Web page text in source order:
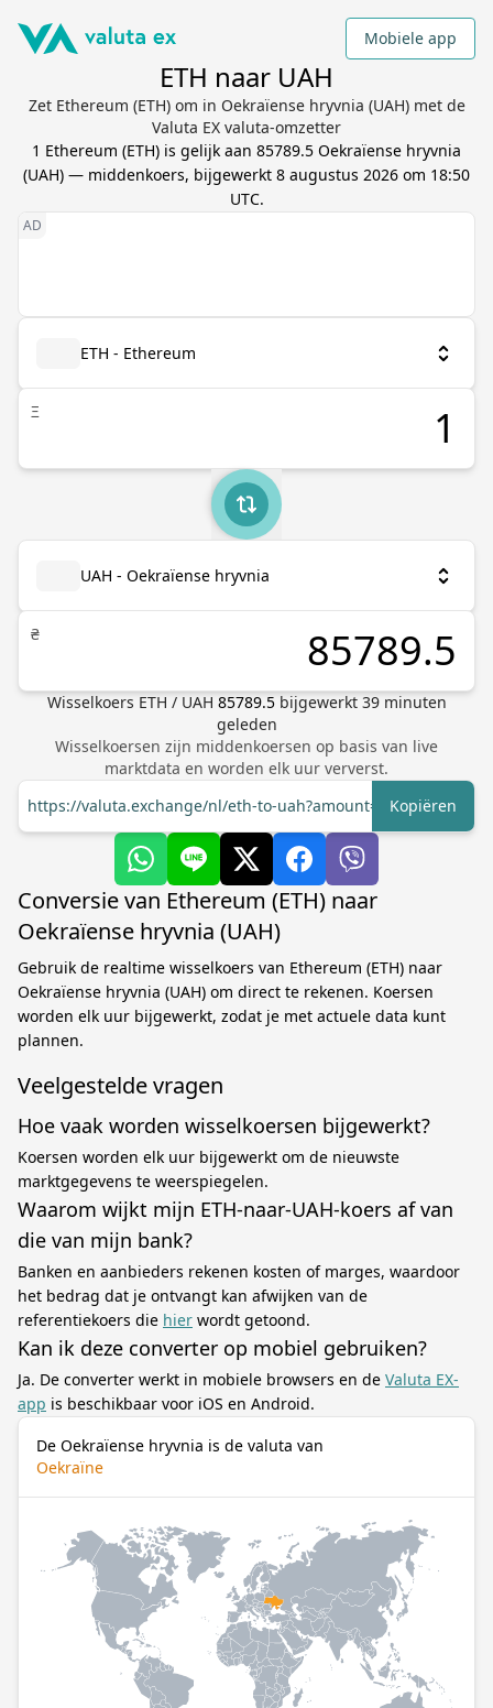
Mobiele app
ETH naar UAH
Zet Ethereum (ETH) om in Oekraïense hryvnia (UAH) met de
Valuta EX valuta-omzetter
1 Ethereum (ETH) is gelijk aan 85789.5 Oekraïense hryvnia
(UAH) — middenkoers, bijgewerkt 8 augustus 2026 om 18:50
UTC.
ETH - Ethereum
Ξ
UAH - Oekraïense hryvnia
₴
Wisselkoers ETH / UAH 85789.5 bijgewerkt 39minuten
geleden
Wisselkoersen zijn middenkoersen op basis van live
marktdata en worden elk uur ververst.
https://valuta.exchange/nl/eth-to-uah?amount=1
Kopiëren
Conversie van Ethereum (ETH) naar
Oekraïense hryvnia (UAH)
Gebruik de realtime wisselkoers van Ethereum (ETH) naar
Oekraïense hryvnia (UAH) om direct te rekenen. Koersen
worden elk uur bijgewerkt, zodat je met actuele data kunt
plannen.
Veelgestelde vragen
Hoe vaak worden wisselkoersen bijgewerkt?
Koersen worden elk uur bijgewerkt om de nieuwste
marktgegevens te weerspiegelen.
Waarom wijkt mijn ETH-naar-UAH-koers af van
die van mijn bank?
Banken en aanbieders rekenen kosten of marges, waardoor
het bedrag dat je ontvangt kan afwijken van de
referentiekoers die hier wordt getoond.
Kan ik deze converter op mobiel gebruiken?
Ja. De converter werkt in mobiele browsers en de Valuta EX-
app is beschikbaar voor iOS en Android.
De Oekraïense hryvnia is de valuta van
Oekraïne